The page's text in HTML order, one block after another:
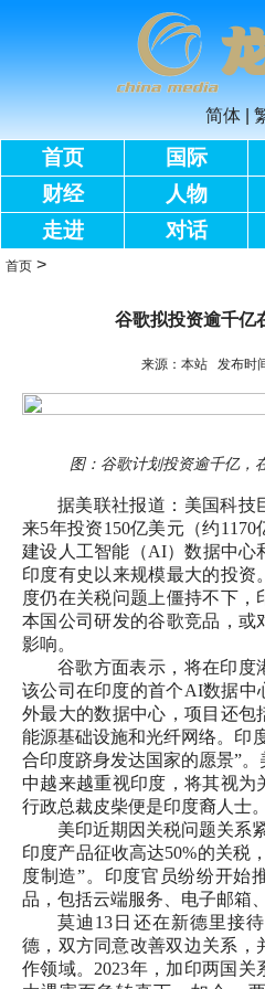
简体
首页 国际
财经
人物
走进
对话
首页 >
谷歌拟投资逾千亿
来源：本站 发布时
图：谷歌计划投资逾千亿，
据美联社报道：美国科技
来5年投资150亿美元（约
建设人工智能（AI）数据中心
印度有史以来规模最大的投资
度仍在关税问题上僵持不下
本国公司研发的谷歌竞品，或
影响。
谷歌方面表示，将在印度
该公司在印度的首个AI数据中
外最大的数据中心，项目还包
能源基础设施和光纤网络。印
合印度跻身发达国家的愿景”
中越来越重视印度，将其视为
行政总裁皮柴便是印度裔人士。
美印近期因关税问题关系
印度产品征收高达50%的关税
度制造”。印度官员纷纷开始
品，包括云端服务、电子邮箱
莫迪13日还在新德里接
德，双方同意改善双边关系，
作领域。2023年，加印两国